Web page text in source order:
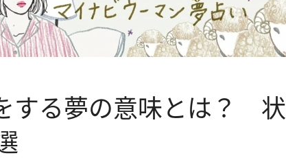
する夢の意味とは？ 状